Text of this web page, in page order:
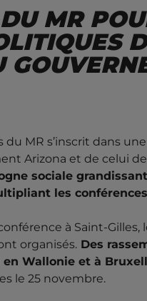
MR
MR s’inscrit dans
Arizona et de celui
sociale
les
à Saint-Gilles,
organisés. Des
Wallonie et à
le 25 novembre.